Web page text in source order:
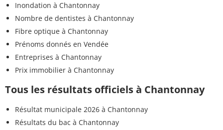
Inondation à Chantonnay
Nombre de dentistes à Chantonnay
Fibre optique à Chantonnay
Prénoms donnés en Vendée
Entreprises à Chantonnay
Prix immobilier à Chantonnay
Tous les résultats officiels à Chantonnay
Résultat municipale 2026 à Chantonnay
Résultats du bac à Chantonnay